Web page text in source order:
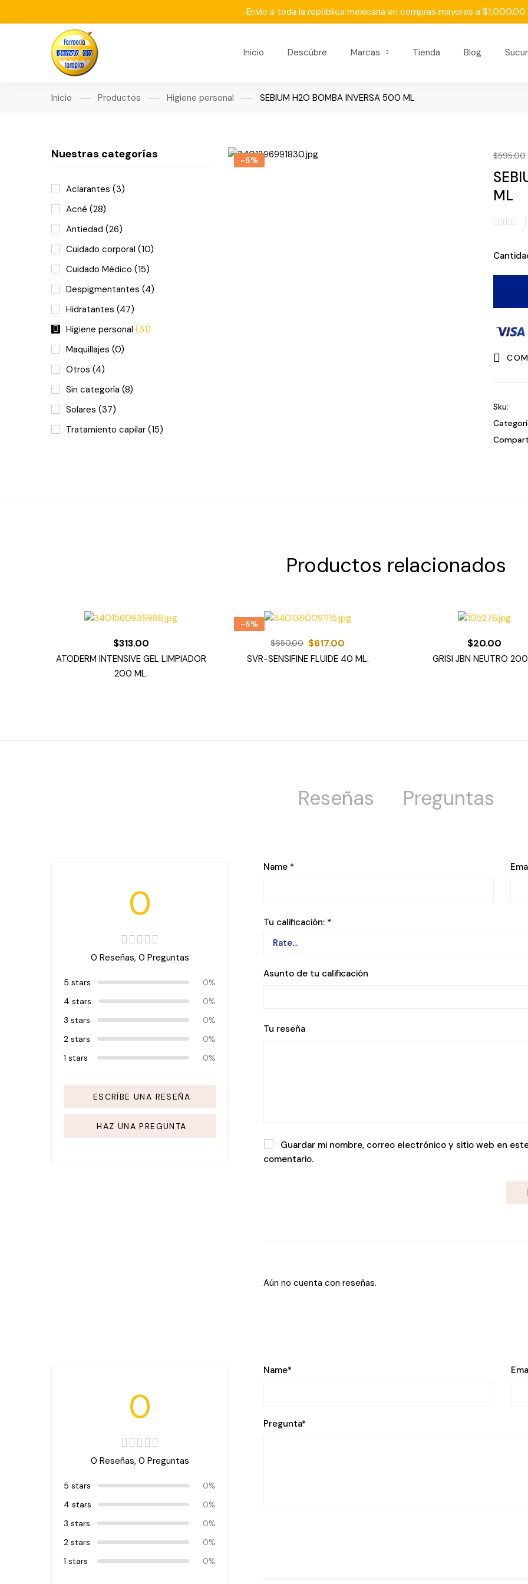
Envío a toda la república mexicana en compras mayores a $1,000.00
Inicio Descúbre Marcas Tienda Blog
Inicio Productos Higiene personal SEBIUM H2O BOMBA INVERSA 500 ML
Nuestras categorías
Aclarantes (3)
Acné (28)
Antiedad (26)
Cuidado corporal (10)
Cuidado Médico (15)
Despigmentantes (4)
Hidratantes (47)
Higiene personal (31)
Maquillajes (0)
Otros (4)
Sin categoría (8)
Solares (37)
Tratamiento capilar (15)
-5% $595.00
ML
Sku:
Productos relacionados
$313.00
ATODERM INTENSIVE GEL LIMPIADOR
200 ML.
-5%
$650.00 $617.00
SVR-SENSIFINE FLUIDE 40 ML.
$20.00
GRISI JBN NEUTRO
Reseñas Preguntas
0
0 Reseñas, 0 Preguntas
5 stars
0%
4 stars
0%
3 stars
0%
2 stars
0%
1 stars
0%
ESCRÍBE UNA RESEÑA
HAZ UNA PREGUNTA
Name *
Tu calificación: *
Asunto de tu calificación
Tu reseña
Guardar mi nombre, correo electrónico y sitio web en
comentario.
Aún no cuenta con reseñas.
0
0 Reseñas, 0 Preguntas
5 stars
0%
4 stars
0%
3 stars
0%
2 stars
0%
1 stars
0%
Name*
Pregunta*